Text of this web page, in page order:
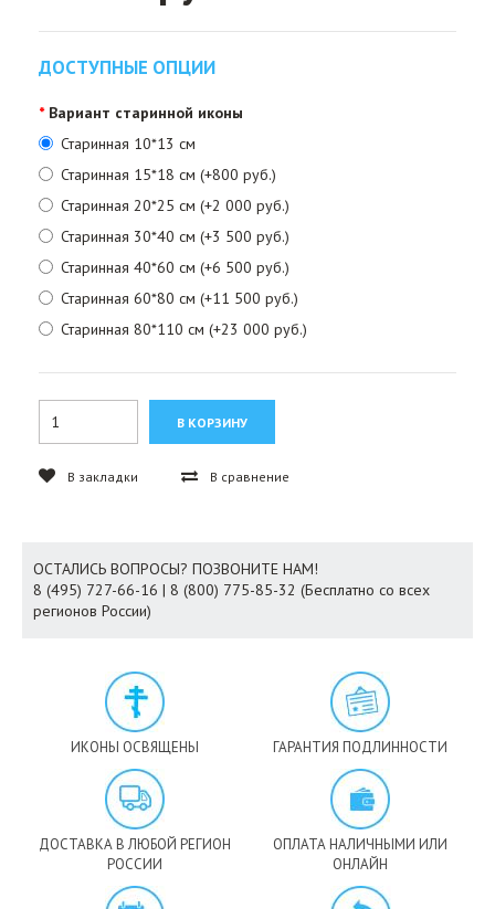
ДОСТУПНЫЕ ОПЦИИ
Вариант старинной иконы
Старинная 10*13 см
Старинная 15*18 см (+800 руб.)
Старинная 20*25 см (+2 000 руб.)
Старинная 30*40 см (+3 500 руб.)
Старинная 40*60 см (+6 500 руб.)
Старинная 60*80 см (+11 500 руб.)
Старинная 80*110 см (+23 000 руб.)
В закладки В сравнение
ОСТАЛИСЬ ВОПРОСЫ? ПОЗВОНИТЕ НАМ!
8 (495) 727-66-16 | 8 (800) 775-85-32 (Бесплатно со всех
регионов России)
ИКОНЫ ОСВЯЩЕНЫ ГАРАНТИЯ ПОДЛИННОСТИ
ДОСТАВКА В ЛЮБОЙ РЕГИОН
РОССИИ
ОПЛАТА НАЛИЧНЫМИ ИЛИ
ОНЛАЙН